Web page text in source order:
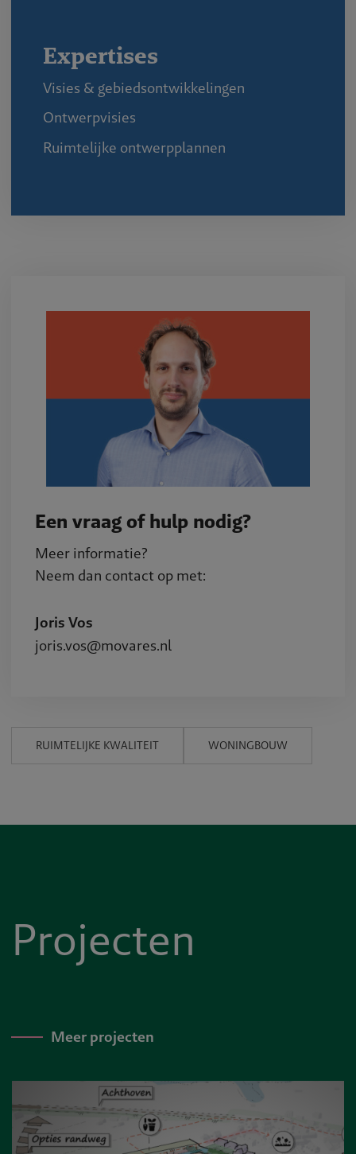
Expertises
Visies & gebiedsontwikkelingen
Ontwerpvisies
Ruimtelijke ontwerpplannen
Een vraag of hulp nodig?
Meer informatie?
Neem dan contact op met:
Joris Vos
joris.vos@movares.nl
RUIMTELIJKE KWALITEIT WONINGBOUW
Projecten
Meer projecten